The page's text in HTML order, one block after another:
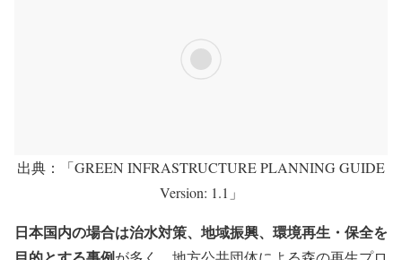
出典：「GREEN INFRASTRUCTURE PLANNING GUIDE
Version: 1.1」
日本国内の場合は治水対策、地域振興、環境再生・保全を